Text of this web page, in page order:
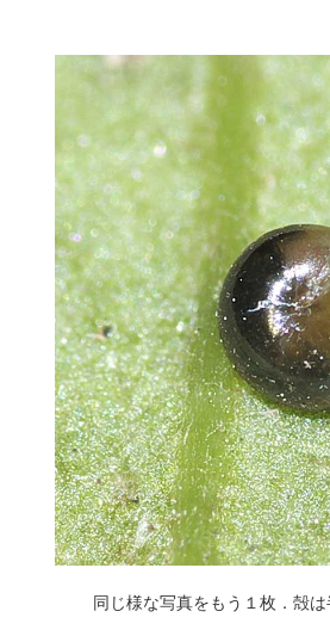
同じ様な写真をもう１枚．殻